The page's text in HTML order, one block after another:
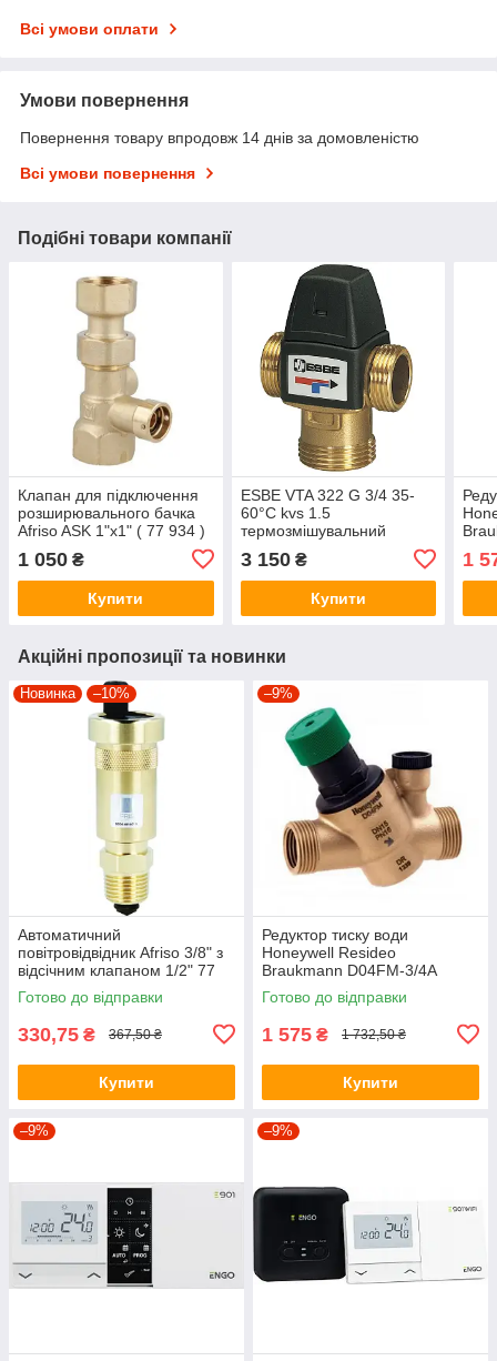
Всі умови оплати
Умови повернення
Повернення товару впродовж 14 днів за домовленістю
Всі умови повернення
Подібні товари компанії
Клапан для підключення
розширювального бачка
Afriso ASK 1"x1" ( 77 934 )
1 050 ₴
Купити
ESBE VTA 322 G 3/4 35-
60°С kvs 1.5
термозмішувальний
3 150₴
Купити
1
Акційні пропозиції та новинки
Новинка –10%
Автоматичний
повітровідвідник Afriso 3/8" з
відсічним клапаном 1/2" 77
735 10
Готово до відправки
330,75 ₴ 367,50 ₴
Купити
–9%
Редуктор тиску води
Honeywell Resideo
Braukmann D04FM-3/4A
Готово до відправки
1 575 ₴ 1 732,50 ₴
Купити
–9% –9%